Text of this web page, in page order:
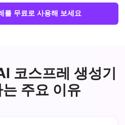
를 무료로 사용해 보세요
코스프레 생성기
주요 이유